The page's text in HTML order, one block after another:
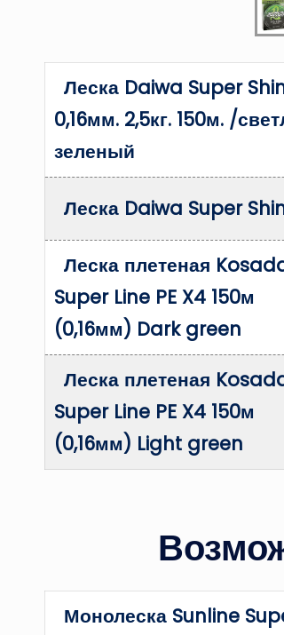
Леска Daiwa Super
0,16мм. 2,5кг. 150м. /
зеленый
Леска Daiwa Super
Леска плетеная
Super Line PE X4 150м
(0,16мм) Dark green
Леска плетеная
Super Line PE X4 150м
(0,16мм) Light green
Монолеска Sunline